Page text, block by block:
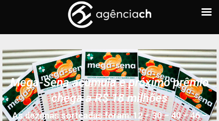
Mega-Sena acumula e próximo prêmio
chega a R$ 18 milhões
As dezenas sorteadas foram: 12 – 30 – 40 – 46 –